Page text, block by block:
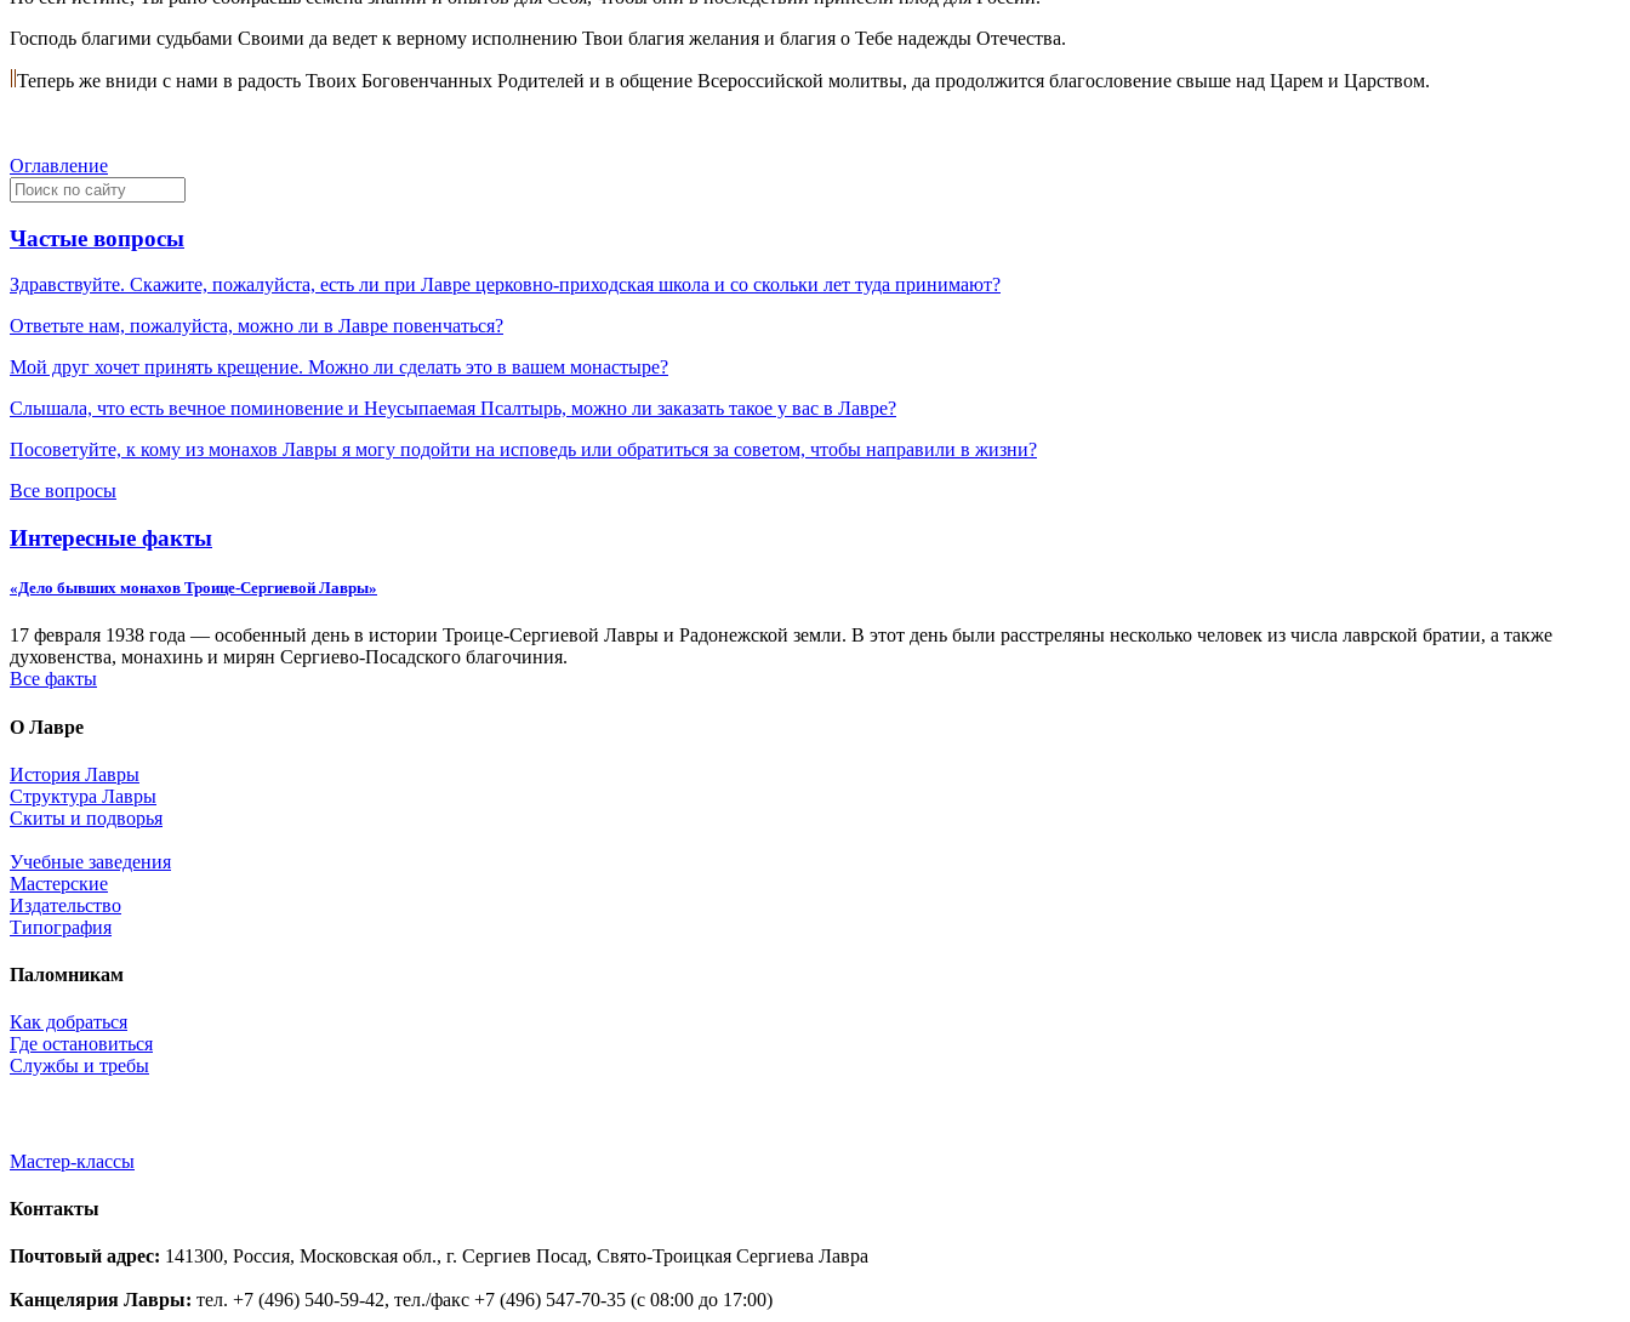
Господь благими судьбами Своими да ведет к верному исполнению Твои благия желания и благия о Тебе надежды Отечества.
Теперь же вниди с нами в радость Твоих Боговенчанных Родителей и в общение Всероссийской молитвы, да продолжится благословение свыше над Царем и Царством.
Оглавление
Частые вопросы
Здравствуйте. Скажите, пожалуйста, есть ли при Лавре церковно-приходская школа и со скольки лет туда принимают?
Ответьте нам, пожалуйста, можно ли в Лавре повенчаться?
Мой друг хочет принять крещение. Можно ли сделать это в вашем монастыре?
Слышала, что есть вечное поминовение и Неусыпаемая Псалтырь, можно ли заказать такое у вас в Лавре?
Посоветуйте, к кому из монахов Лавры я могу подойти на исповедь или обратиться за советом, чтобы направили в жизни?
Все вопросы
Интересные факты
«Дело бывших монахов Троице-Сергиевой Лавры»
17 февраля 1938 года — особенный день в истории Троице-Сергиевой Лавры и Радонежской земли. В этот день были расстреляны несколько человек из числа лаврской братии, а также
духовенства, монахинь и мирян Сергиево-Посадского благочиния.
Все факты
О Лавре
История Лавры
Структура Лавры
Скиты и подворья
Учебные заведения
Мастерские
Издательство
Типография
Паломникам
Как добраться
Где остановиться
Службы и требы
Мастер-классы
Контакты
Почтовый адрес: 141300, Россия, Московская обл., г. Сергиев Посад, Свято-Троицкая Сергиева Лавра
Канцелярия Лавры: тел. +7 (496) 540-59-42, тел./факс +7 (496) 547-70-35 (с 08:00 до 17:00)